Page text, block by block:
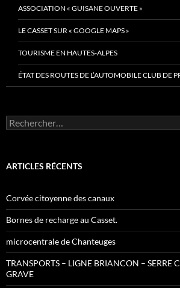
ASSOCIATION « GUISANE OUVERTE »
LE CASSET SUR « GOOGLE MAPS »
TOURISME EN HAUTES-ALPES
ÉTAT DES ROUTES DE L’AUTOMOBILE CLUB DE
Rechercher :
ARTICLES RÉCENTS
Corvée citoyenne des canaux
Bornes de recharge au Casset.
microcentrale de Chanteuges
TRANSPORTS – LIGNE BRIANCON – SERRE
GRAVE